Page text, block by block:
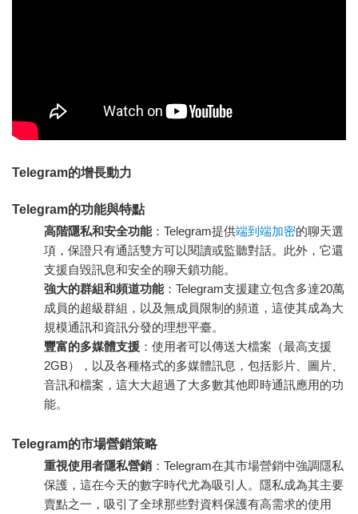
Telegram的增長動力
Telegram的功能與特點
高階隱私和安全功能：Telegram提供端到端加密的聊天選
項，保證只有通話雙方可以閱讀或監聽對話。此外，它還
支援自毀訊息和安全的聊天鎖功能。
強大的群組和頻道功能：Telegram支援建立包含多達20萬
成員的超級群組，以及無成員限制的頻道，這使其成為大
規模通訊和資訊分發的理想平臺。
豐富的多媒體支援 ：使用者可以傳送大檔案（最高支援
2GB），以及各種格式的多媒體訊息，包括影片、圖片、
音訊和檔案，這大大超過了大多數其他即時通訊應用的功
能。
Telegram的市場營銷策略
重視使用者隱私營銷 ：Telegram在其市場營銷中強調隱私
保護，這在今天的數字時代尤為吸引人。隱私成為其主要
賣點之一，吸引了全球那些對資料保護有高需求的使用